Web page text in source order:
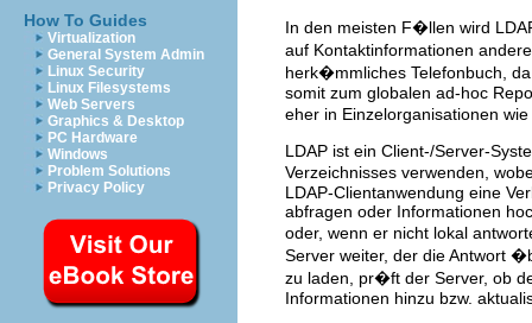
How To Guides
Virtualization
General System Admin
Linux Security
Linux Filesystems
Web Servers
Graphics & Desktop
PC Hardware
Windows
Problem Solutions
Privacy Policy
In den meisten F�llen wird
auf Kontaktinformationen
herk�mmliches Telefonbuch,
somit zum globalen ad-hoc
eher in Einzelorganisationen
LDAP ist ein Client-/Server-
Verzeichnisses verwenden,
LDAP-Clientanwendung eine
abfragen oder Informationen
oder, wenn er nicht lokal
Server weiter, der die Antwort
zu laden, pr�ft der Server, ob
Informationen hinzu bzw.